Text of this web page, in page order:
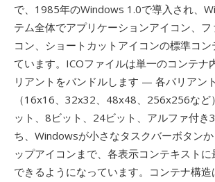
で、1985年のWindows 1.0で導入され、
テム全体でアプリケーションアイコン、フ
コン、ショートカットアイコンの標準コ
ています。ICOファイルは単一のコンテナ
リアントをバンドルします — 各バリアン
（16x16、32x32、48x48、256x256など
ット、8ビット、24ビット、アルファ付き
ち、Windowsが小さなタスクバーボタン
ップアイコンまで、各表示コンテキスト
できるようになっています。コンテナ構